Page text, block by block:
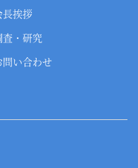
長挨拶
査・研究
問い合わせ